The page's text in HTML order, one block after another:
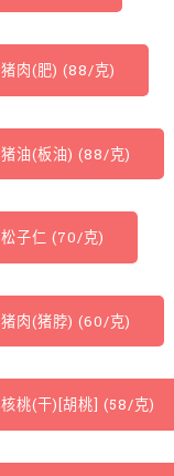
猪肉(肥) (88/克)
猪油(板油) (88/克)
松子仁 (70/克)
猪肉(猪脖) (60/克)
核桃(干)[胡桃] (58/克)